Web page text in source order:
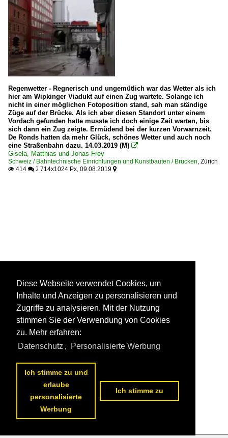
Regenwetter - Regnerisch und ungemütlich war das Wetter als ich
hier am Wipkinger Viadukt auf einen Zug wartete. Solange ich
nicht in einer möglichen Fotoposition stand, sah man ständige
Züge auf der Brücke. Als ich aber diesen Standort unter einem
Vordach gefunden hatte musste ich doch einige Zeit warten, bis
sich dann ein Zug zeigte. Ermüdend bei der kurzen Vorwarnzeit.
De Ronds hatten da mehr Glück, schönes Wetter und auch noch
eine Straßenbahn dazu. 14.03.2019 (M) 
Gisela, Matthias und Jonas Frey
Schweiz / Bahntechnische Einrichtungen und Kunstbauten / Brücken Zürich
 414  2 714x1024 Px, 09.08.2019 
Diese Webseite verwendet Cookies, um
Inhalte und Anzeigen zu personalisieren und
Zugriffe zu analysieren. Mit der Nutzung
stimmen Sie der Verwendung von Cookies
zu. Mehr erfahren:
Datenschutz , Personalisierte Werbung
Ich stimme zu und
erlaube
personalisierte
Werbung
Ich stimme zu